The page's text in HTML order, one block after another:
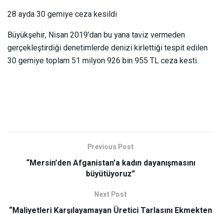
28 ayda 30 gemiye ceza kesildi
Büyükşehir, Nisan 2019’dan bu yana taviz vermeden
gerçekleştirdiği denetimlerde denizi kirlettiği tespit edilen
30 gemiye toplam 51 milyon 926 bin 955 TL ceza kesti.
Previous Post
“Mersin’den Afganistan’a kadın dayanışmasını
büyütüyoruz”
Next Post
“Maliyetleri Karşılayamayan Üretici Tarlasını Ekmekten